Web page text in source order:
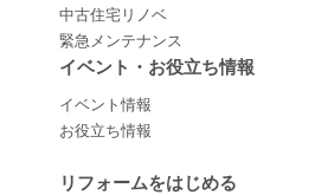
中古住宅リノベ
緊急メンテナンス
イベント・お役立ち情報
イベント情報
お役立ち情報
リフォームをはじめる